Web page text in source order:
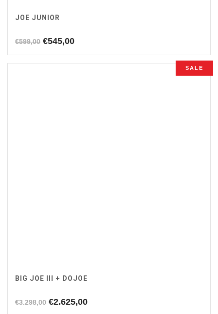
JOE JUNIOR
€599,00 Oorspronkelijke
was:
€545,00Huidige
is:
SALE
BIG JOE III + DOJOE
€3.298,00 Oorspronkelijke
€2.625,00Huidige